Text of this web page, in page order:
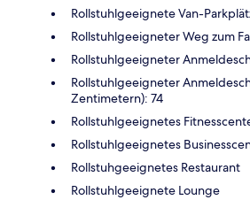
Rollstuhlgeeignete Van-
Rollstuhlgeeigneter Weg zum
Rollstuhlgeeigneter
Rollstuhlgeeigneter
Zentimetern): 74
Rollstuhlgeeignetes
Rollstuhlgeeignetes
Rollstuhgeeignetes Restaurant
Rollstuhlgeeignete Lounge